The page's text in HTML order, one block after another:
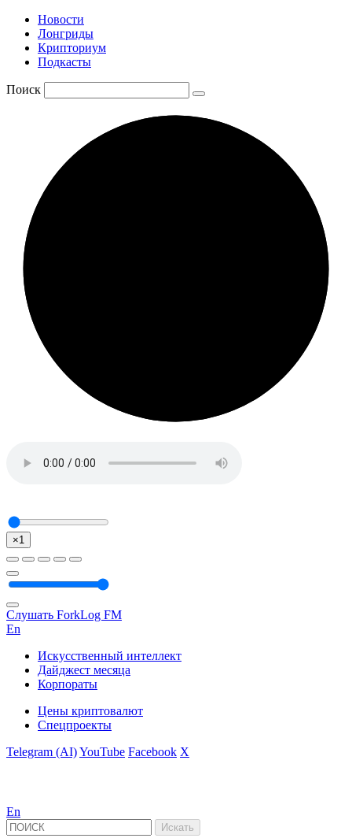
Новости
Лонгриды
Крипториум
Подкасты
Поиск
×1
Слушать ForkLog FM
En
Искусственный интеллект
Дайджест месяца
Корпораты
Цены криптовалют
Спецпроекты
Telegram (AI)YouTube Facebook X
En